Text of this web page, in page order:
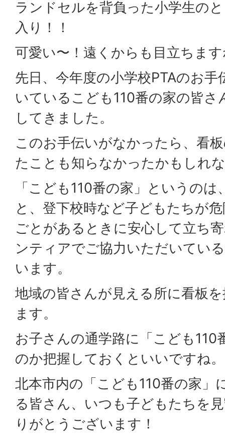
ランドセルを背負った小学生の
入り！！
可愛い〜！遠くからも目立ちま
先日、今年度の小学校PTAのお
いているこども110番の家の皆さ
してきました。
このお手伝いがなかったら、看
たことも知らなかったかもしれ
「こども110番の家」というの
と、登下校時など子どもたちが
ごとがあるときに安心して立ち
ンティアでご協力いただいてい
います。
地域の皆さんが見える所に看板
ます。
お子さんの通学路に「こども110
のか把握しておくといいですね。
北本市内の「こども110番の家」
る皆さん、いつも子どもたちを
りがとうございます！